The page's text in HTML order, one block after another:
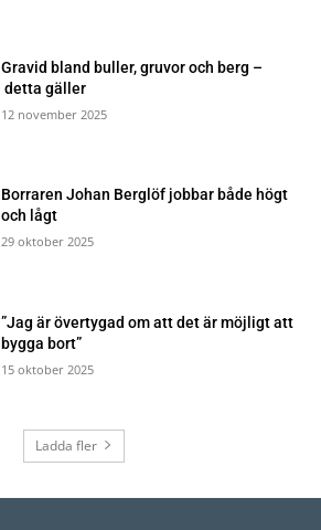
Gravid bland buller, gruvor och berg –
detta gäller
12 november 2025
Borraren Johan Berglöf jobbar både högt
och lågt
29 oktober 2025
”Jag är övertygad om att det är möjligt att
bygga bort”
15 oktober 2025
Ladda fler